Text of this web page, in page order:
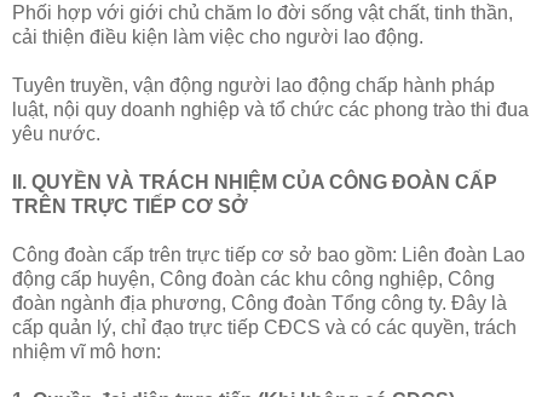
Phối hợp với giới chủ chăm lo đời sống vật chất, tinh thần,
cải thiện điều kiện làm việc cho người lao động.
Tuyên truyền, vận động người lao động chấp hành pháp
luật, nội quy doanh nghiệp và tổ chức các phong trào thi đua
yêu nước.
II. QUYỀN VÀ TRÁCH NHIỆM CỦA CÔNG ĐOÀN CẤP
TRÊN TRỰC TIẾP CƠ SỞ
Công đoàn cấp trên trực tiếp cơ sở bao gồm: Liên đoàn Lao
động cấp huyện, Công đoàn các khu công nghiệp, Công
đoàn ngành địa phương, Công đoàn Tổng công ty. Đây là
cấp quản lý, chỉ đạo trực tiếp CĐCS và có các quyền, trách
nhiệm vĩ mô hơn: